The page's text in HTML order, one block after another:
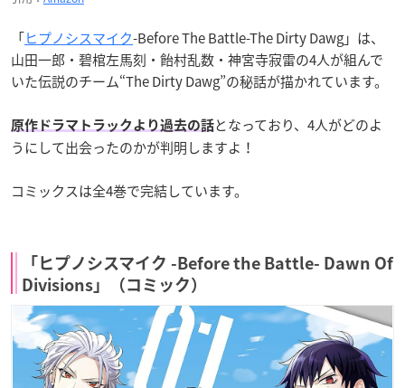
「ヒプノシスマイク-Before The Battle-The Dirty Dawg」は、
山田一郎・碧棺左馬刻・飴村乱数・神宮寺寂雷の4人が組んで
いた伝説のチーム“The Dirty Dawg”の秘話が描かれています。
原作ドラマトラックより過去の話となっており、4人がどのよ
うにして出会ったのかが判明しますよ！
コミックスは全4巻で完結しています。
「ヒプノシスマイク -Before the Battle- Dawn Of
Divisions」（コミック）